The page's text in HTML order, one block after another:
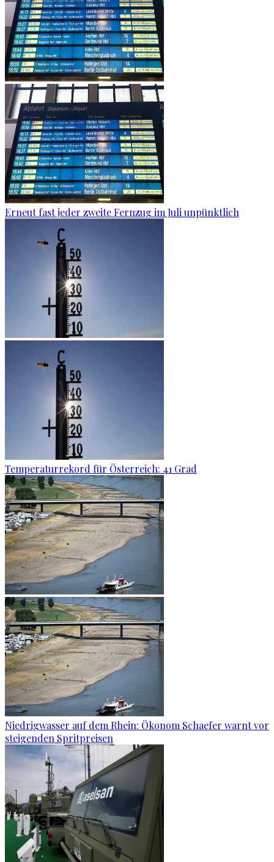
Erneut fast jeder zweite Fernzug im Juli unpünktlich
Temperaturrekord für Österreich: 41 Grad
Niedrigwasser auf dem Rhein: Ökonom Schaefer warnt vor
steigenden Spritpreisen